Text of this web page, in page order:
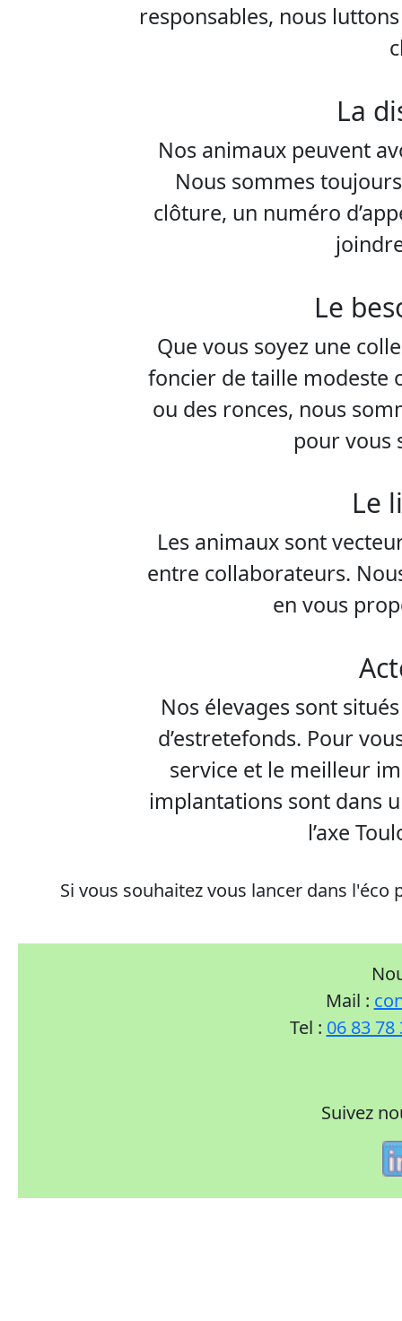
responsables, nous
La
Nos animaux peuvent
Nous sommes
clôture, un numéro
Le
Que vous soyez une
foncier de taille modeste
ou des ronces, nous
pour vous
Le
Les animaux sont
entre collaborateurs.
en vous
Nos élevages sont
d’estretefonds. Pour
service et le meilleur
implantations sont dans
l’axe
Si vous souhaitez vous lancer dans l'éco
Mail :
Tel : 06 83
Suivez